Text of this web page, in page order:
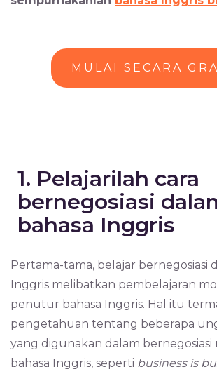
MULAI SECARA
1. Pelajarilah cara
bernegosiasi
bahasa Inggris
Pertama-tama, belajar bernegosiasi
Inggris melibatkan pembelajaran
penutur bahasa Inggris. Hal itu
pengetahuan tentang beberapa
yang digunakan dalam
bahasa Inggris, seperti business is